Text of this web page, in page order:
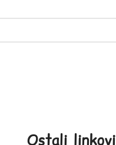
Ostali linkovi